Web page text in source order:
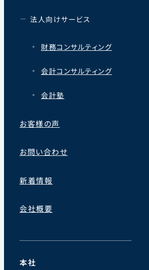
法人向けサービス
財務コンサルティング
会計コンサルティング
会計塾
お客様の声
お問い合わせ
新着情報
会社概要
本社